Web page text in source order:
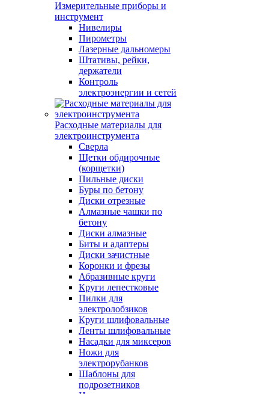
Измерительные приборы и
инструмент
Нивелиры
Пирометры
Лазерные дальномеры
Штативы, рейки,
держатели
Контроль
электроэнергии и сетей
Расходные материалы для
электроинструмента
Сверла
Щетки обдирочные
(корщетки)
Пильные диски
Буры по бетону
Диски отрезные
Алмазные чашки по
бетону
Диски алмазные
Биты и адаптеры
Диски зачистные
Коронки и фрезы
Абразивные круги
Круги лепестковые
Пилки для
электролобзиков
Круги шлифовальные
Ленты шлифовальные
Насадки для миксеров
Ножи для
электрорубанков
Шаблоны для
подрозетников